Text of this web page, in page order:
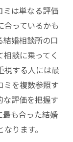
と料金プラ
ミは単なる評価
合っているかも
婚相談所の口
談に乗ってく
視する人には最
ミを複数参照す
な評価を把握す
最も合った結婚
ります。